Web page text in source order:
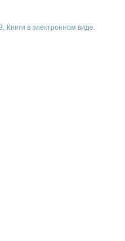
Книги в электронном виде.